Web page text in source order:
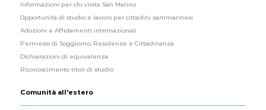
Informazioni per chi visita San Marino
Opportunità di studio e lavoro per cittadini sammarinesi
Adozioni e Affidamenti internazionali
Permessi di Soggiorno, Residenze e Cittadinanza
Dichiarazioni di equivalenza
Riconoscimento titoli di studio
Comunità all'estero